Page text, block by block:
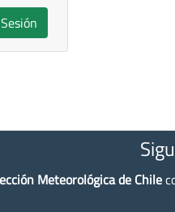
Meteorológica de Chile